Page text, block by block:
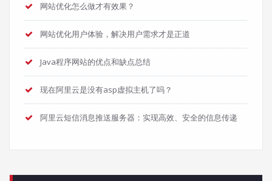
网站优化怎么做才有效果？
网站优化用户体验，解决用户需求才是正道
Java程序网站的优点和缺点总结
现在阿里云是没有asp虚拟主机了吗？
阿里云短信消息推送服务器：实现高效、安全的信息传递